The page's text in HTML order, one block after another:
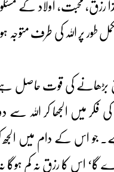
رزق، محبت، اولاد کے
طور پر اللہ کی طرف متوجہ
بڑھانے کی قوت حاصل
میں الجھا کر اللہ سے
اس کے دام میں الجھ
گا‘ اس کا رزق نہ کم ہوگا نہ